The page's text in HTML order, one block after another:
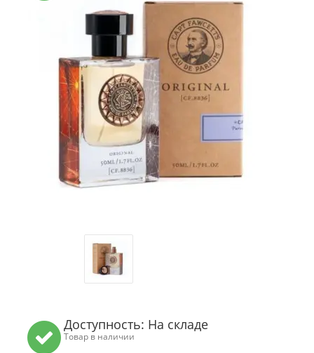
Доступность: На складе
Товар в наличии